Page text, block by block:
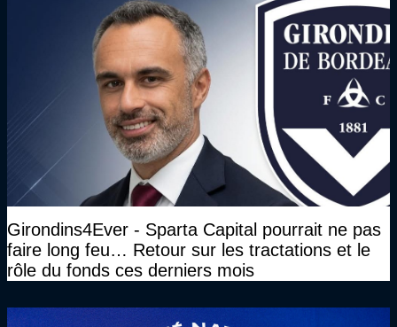
Girondins4Ever - Sparta Capital pourrait ne pas
faire long feu… Retour sur les tractations et le
rôle du fonds ces derniers mois